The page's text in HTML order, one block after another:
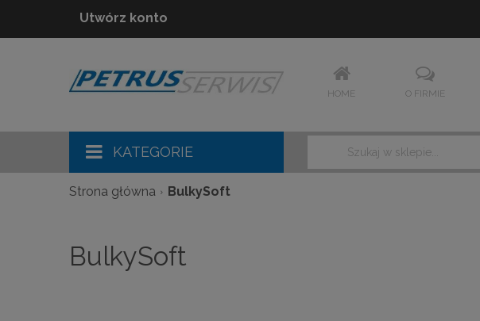
Utwórz konto
HOME O FIRMIE
KATEGORIE
Strona główna BulkySoft
BulkySoft